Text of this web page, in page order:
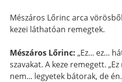
Mészáros Lőrinc arca
kezei láthatóan remegtek.
Mészáros Lőrinc: „Ez... ez...
szavakat. A keze remegett.
nem... legyetek bátorak, de